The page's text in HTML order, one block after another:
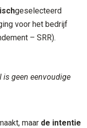
geselecteerd
voor het bedrijf
– SRR).
is geen eenvoudige
maar de intentie